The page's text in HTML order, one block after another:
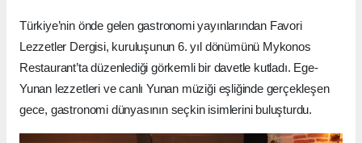
Türkiye’nin önde gelen gastronomi yayınlarından Favori
Lezzetler Dergisi, kuruluşunun 6. yıl dönümünü Mykonos
Restaurant’ta düzenlediği görkemli bir davetle kutladı. Ege-
Yunan lezzetleri ve canlı Yunan müziği eşliğinde gerçekleşen
gece, gastronomi dünyasının seçkin isimlerini buluşturdu.